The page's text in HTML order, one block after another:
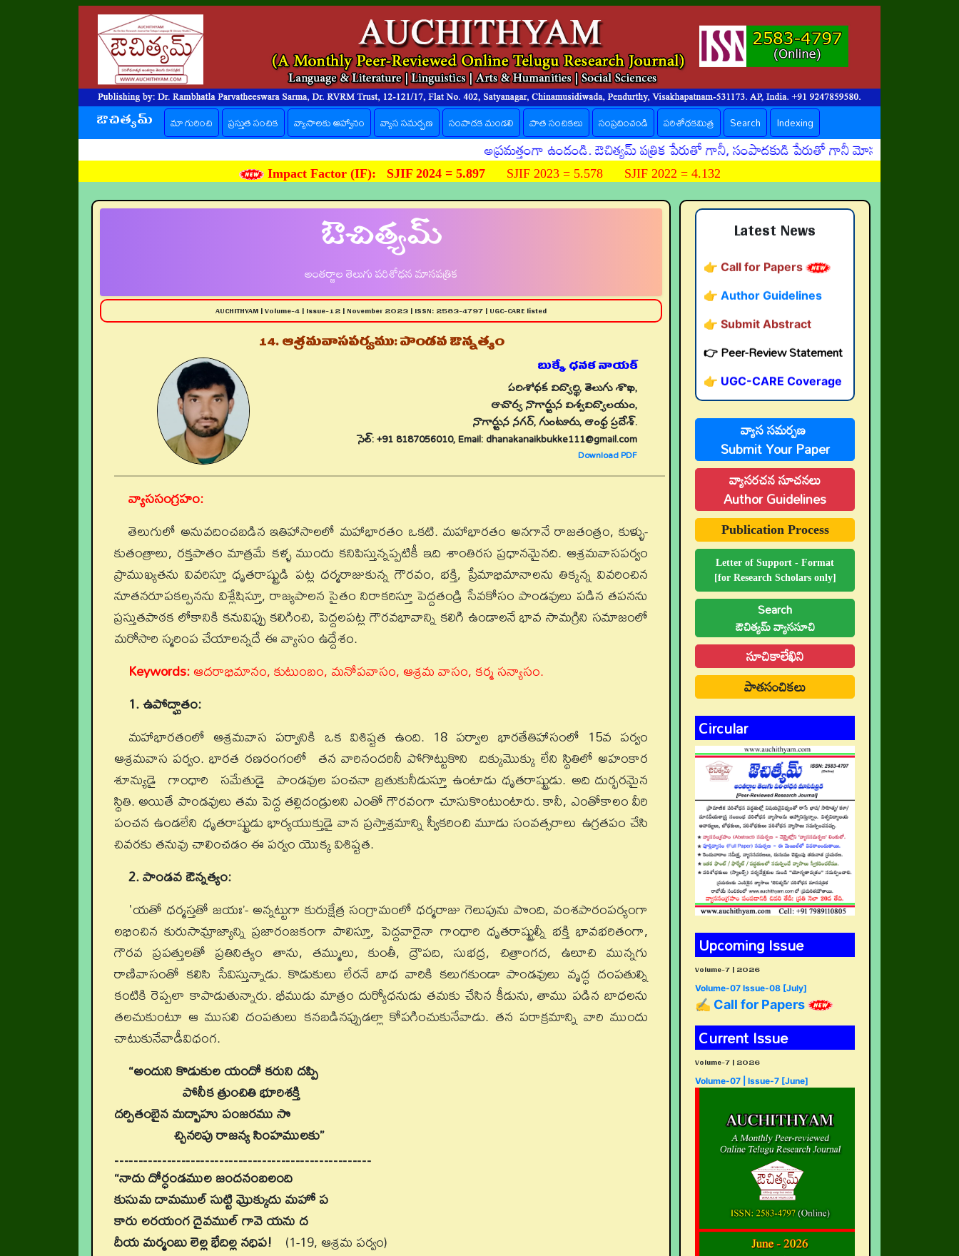
ఔచిత్యమ్ మా గురించి ప్రస్తుత సంచిక (current)
వ్యాసాలకు ఆహ్వానం వ్యాస సమర్పణ సంపాదక మండలి పాత సంచికలు సంప్రదించండి పరిశోధకమిత్ర Search Indexing
అప్రమత్తంగా ఉండండి. ఔచిత్యమ్ పత్రిక పేరుతో గానీ, సంపాదకుడి పేరుతో గానీ మోసపూరితమైన ఈమెయిళ్ళు,
Impact Factor (IF): SJIF 2024 = 5.897SJIF 2023 = 5.578 SJIF 2022 = 4.132
ఔచిత్యమ్
అంతర్జాల తెలుగు పరిశోధన మాసపత్రిక
AUCHITHYAM | Volume-4 | Issue-12 | November 2023 | ISSN: 2583-4797 | UGC-CARE listed
14. ఆశ్రమవాసపర్వము: పాండవ ఔన్నత్యం
బుక్కే ధనక నాయక్
పరిశోధక విద్యార్థి, తెలుగు శాఖ,
ఆచార్య నాగార్జున విశ్వవిద్యాలయం,
నాగార్జున నగర్, గుంటూరు, ఆంధ్ర ప్రదేశ్.
సెల్: +91 8187056010, Email: dhanakanaikbukke111@gmail.com
Download PDF
వ్యాససంగ్రహం:
తెలుగులో అనువదించబడిన ఇతిహాసాలలో మహాభారతం ఒకటి. మహాభారతం అనగానే రాజతంత్రం, కుళ్ళు-
కుతంత్రాలు, రక్తపాతం మాత్రమే కళ్ళ ముందు కనిపిస్తున్నప్పటికీ ఇది శాంతిరస ప్రధానమైనది. ఆశ్రమవాసపర్వం
ప్రాముఖ్యతను వివరిస్తూ ధృతరాష్ట్రుడి పట్ల ధర్మరాజుకున్న గౌరవం, భక్తి, ప్రేమాభిమానాలను తిక్కన్న వివరించిన
నూతనరూపకల్పనను విశ్లేషిస్తూ, రాజ్యపాలన సైతం నిరాకరిస్తూ పెద్దతండ్రి సేవకోసం పాండవులు పడిన తపనను
ప్రస్తుతపాఠక లోకానికి కనువిప్పు కలిగించి, పెద్దలపట్ల గౌరవభావాన్ని కలిగి ఉండాలనే భావ సామగ్రిని సమాజంలో
మరోసారి స్మరింప చేయాలన్నదే ఈ వ్యాసం ఉద్దేశం.
Keywords:ఆదరాభిమానం, కుటుంబం, మనోపవాసం, ఆశ్రమ వాసం, కర్మ సన్యాసం.
1. ఉపోద్ఘాతం:
మహాభారతంలో ఆశ్రమవాస పర్వానికి ఒక విశిష్టత ఉంది. 18 పర్వాల భారతేతిహాసంలో 15వ పర్వం
ఆశ్రమవాస పర్వం. భారత రణరంగంలో తన వారినందరినీ పోగొట్టుకొని దిక్కుమొక్కు లేని స్థితిలో అహంకార
శూన్యుడై గాంధారి సమేతుడై పాండవుల పంచనా బ్రతుకునీడుస్తూ ఉంటాడు ధృతరాష్ట్రుడు. అది దుర్భరమైన
స్థితి. అయితే పాండవులు తమ పెద్ద తల్లిదండ్రులని ఎంతో గౌరవంగా చూసుకొంటుంటారు. కానీ, ఎంతోకాలం వీరి
పంచన ఉండలేని ధృతరాష్ట్రుడు భార్యయుక్తుడై వాన ప్రస్తాశ్రమాన్ని స్వీకరించి మూడు సంవత్సరాలు ఉగ్రతపం చేసి
చివరకు తనువు చాలించడం ఈ పర్వం యొక్క విశిష్టత.
2. పాండవ ఔన్నత్యం:
'యతో ధర్మస్తతో జయః’- అన్నట్టుగా కురుక్షేత్ర సంగ్రామంలో ధర్మరాజు గెలుపును పొంది, వంశపారంపర్యంగా
లభించిన కురుసామ్రాజ్యాన్ని ప్రజారంజకంగా పాలిస్తూ, పెద్దవారైనా గాంధారి ధృతరాష్ట్రుల్నీ భక్తి భావభరితంగా,
గౌరవ ప్రపత్తులతో ప్రతినిత్యం తాను, తమ్ములు, కుంతీ, ద్రౌపది, సుభద్ర, చిత్రాంగద, ఉలూచి మున్నగు
రాణివాసంతో కలిసి సేవిస్తున్నాడు. కొడుకులు లేరనే బాధ వారికి కలుగకుండా పాండవులు వృద్ధ దంపతుల్ని
కంటికి రెప్పలా కాపాడుతున్నారు. భీముడు మాత్రం దుర్యోధనుడు తమకు చేసిన కీడును, తాము పడిన బాధలను
తలచుకుంటూ ఆ ముసలి దంపతులు కనబడినప్పుడల్లా కోపగించుకునేవాడు. తన పరాక్రమాన్ని వారి ముందు
చాటుకునేవాడీవిధంగ.
“అందుని కొడుకుల యందో కరుని దప్పి
పోనీక త్రుంచితి భూరిశక్తి
దర్పితంబైన మద్బాహు పంజరము సొ
చ్చినరిపు రాజన్య సింహములకు”
………………………………………………
“నాదు దోర్ధండముల జందనంబలంది
కుసుమ దామముల్ సుట్టి మ్రొక్కుదు మహో ప
కారు లరయంగ దైవముల్ గావె యను ద
దీయ మర్మంబు లెల్ల భేదిల్ల నధిప! (1-19, ఆశ్రమ పర్వం)
Latest News
👉 నవతరం పరిశోధనలు
👉 Current Issue
👉 Call for Papers
👉 Author Guidelines
👉 Submit Abstract
👉 Peer-Review Statement
👉 UGC-CARE Coverage
👉 UGC-CARE రద్దు
వ్యాస సమర్పణ
Submit Your Paper
వ్యాసరచన సూచనలు
Author Guidelines
Publication Process
Letter of Support - Format
[for Research Scholars only]
Search
ఔచిత్యమ్ వ్యాససూచి
సూచికాలేఖిని
పాతసంచికలు
Circular
Upcoming Issue
Volume-7 | 2026
Volume-07 Issue-08 [July]
✍ Call for Papers
Current Issue
Volume-7 | 2026
Volume-07 | Issue-7 [June]